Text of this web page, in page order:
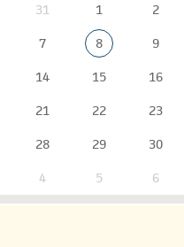
31 1
2
7 8
9
14 15
16
21 22
23
28 29
30
4 5 6